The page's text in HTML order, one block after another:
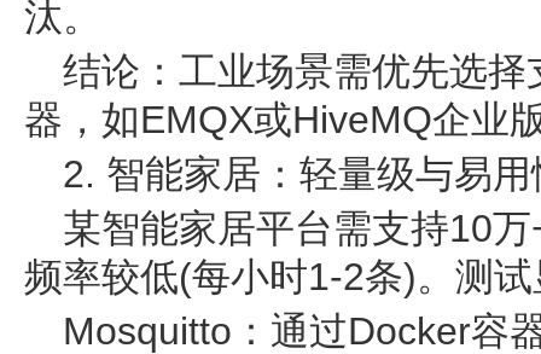
汰。
结论：工业场景需优先选
器，如EMQX或HiveMQ企业
2. 智能家居：轻量级与易
某智能家居平台需支持10
频率较低(每小时1-2条)。测
Mosquitto：通过Docker容